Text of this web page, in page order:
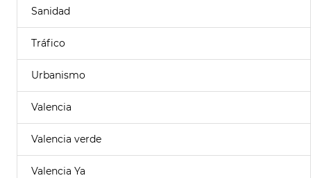
Sanidad
Tráfico
Urbanismo
Valencia
Valencia verde
Valencia Ya